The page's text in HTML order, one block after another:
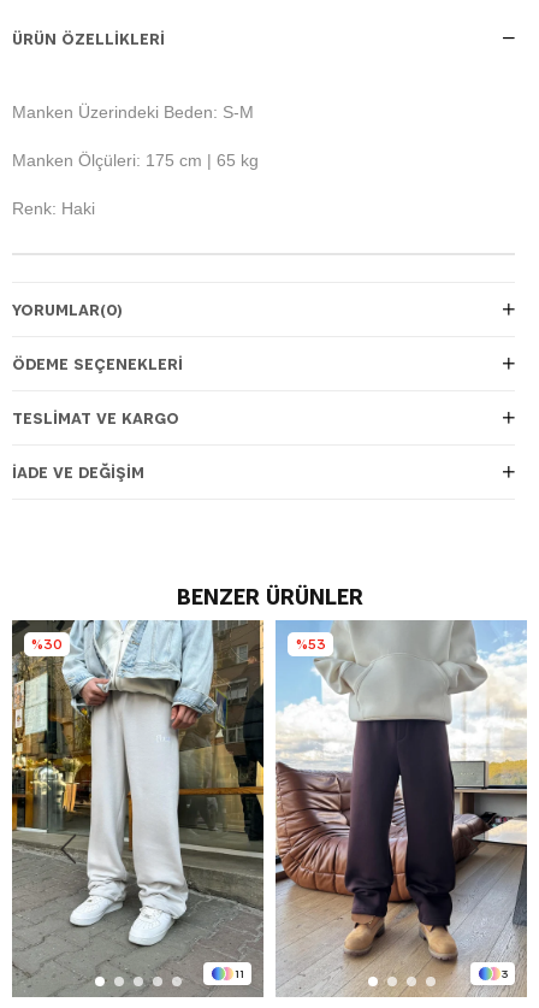
ÜRÜN ÖZELLIKLERI
Manken Üzerindeki Beden: S-M
Manken Ölçüleri: 175 cm | 65 kg
Renk: Haki
YORUMLAR(0)
ÖDEME SEÇENEKLERI
TESLIMAT VE KARGO
İADE VE DEĞIŞIM
BENZER ÜRÜNLER
11
%30
3
%53